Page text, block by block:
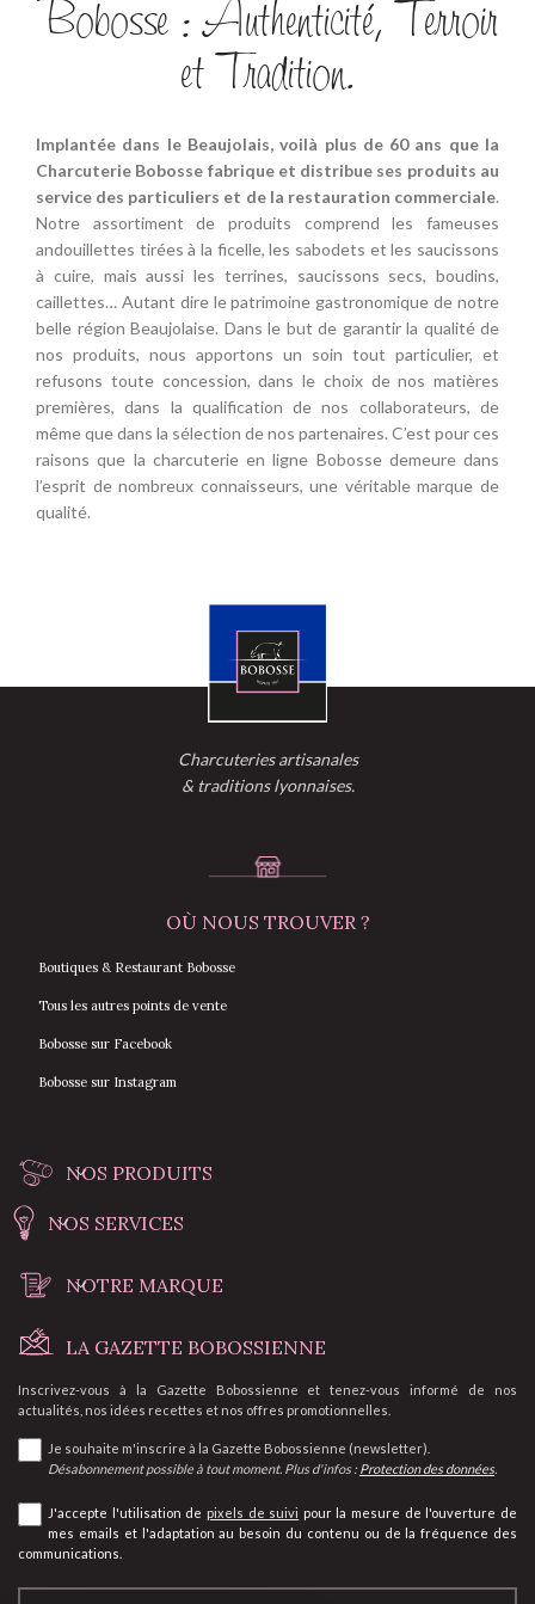
Bobosse : Authenticité, Terroir
et Tradition.
Implantée dans le Beaujolais, voilà plus de 60 ans que la
Charcuterie Bobosse fabrique et distribue ses produits au
service des particuliers et de la restauration commerciale.
Notre assortiment de produits comprend les fameuses
andouillettes tirées à la ficelle, les sabodets et les saucissons
à cuire, mais aussi les terrines, saucissons secs, boudins,
caillettes… Autant dire le patrimoine gastronomique de notre
belle région Beaujolaise. Dans le but de garantir la qualité de
nos produits, nous apportons un soin tout particulier, et
refusons toute concession, dans le choix de nos matières
premières, dans la qualification de nos collaborateurs, de
même que dans la sélection de nos partenaires. C’est pour ces
raisons que la charcuterie en ligne Bobosse demeure dans
l’esprit de nombreux connaisseurs, une véritable marque de
qualité.
Charcuteries artisanales
& traditions lyonnaises.
OÙ NOUS TROUVER ?
Boutiques & Restaurant Bobosse
Tous les autres points de vente
Bobosse sur Facebook
Bobosse sur Instagram
NOS PRODUITS
NOS SERVICES
NOTRE MARQUE
LA GAZETTE BOBOSSIENNE
Inscrivez-vous à la Gazette Bobossienne et tenez-vous informé de nos
actualités, nos idées recettes et nos offres promotionnelles.
Je souhaite m'inscrire à la Gazette Bobossienne (newsletter).
Désabonnement possible à tout moment. Plus d'infos : Protection des données.
J'accepte l'utilisation de pixels de suivi pour la mesure de l'ouverture de
mes emails et l'adaptation au besoin du contenu ou de la fréquence des
communications.